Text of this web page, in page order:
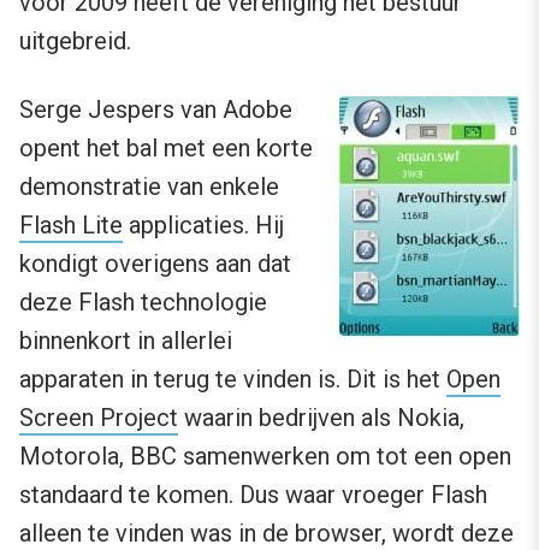
uitgebreid.
Serge Jespers van Adobe
opent het bal met een korte
demonstratie van enkele
Flash Lite applicaties. Hij
kondigt overigens aan dat
deze Flash technologie
binnenkort in allerlei
apparaten in terug te vinden is. Dit is het Open
Screen Project waarin bedrijven als Nokia,
Motorola, BBC samenwerken om tot een open
standaard te komen. Dus waar vroeger Flash
alleen te vinden was in de browser, wordt deze